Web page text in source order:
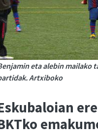
eta alebin mailako
Artxiboko